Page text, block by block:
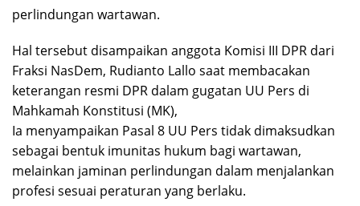
perlindungan wartawan.
Hal tersebut disampaikan anggota Komisi III DPR dari
Fraksi NasDem, Rudianto Lallo saat membacakan
keterangan resmi DPR dalam gugatan UU Pers di
Mahkamah Konstitusi (MK),
Ia menyampaikan Pasal 8 UU Pers tidak dimaksudkan
sebagai bentuk imunitas hukum bagi wartawan,
melainkan jaminan perlindungan dalam menjalankan
profesi sesuai peraturan yang berlaku.